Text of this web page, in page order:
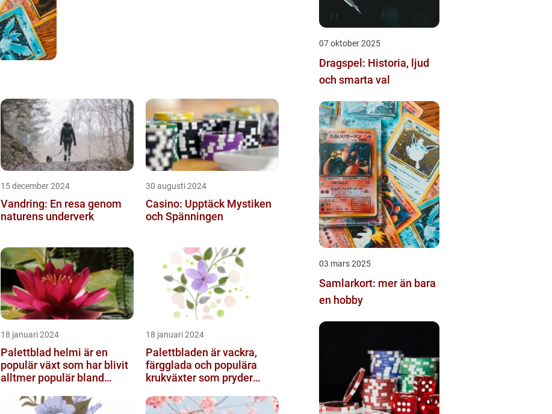
15 december 2024
Vandring: En resa genom
naturens underverk
30 augusti 2024
Casino: Upptäck Mystiken
och Spänningen
18 januari 2024
Palettblad helmi är en
populär växt som har blivit
alltmer populär bland
18 januari 2024
Palettbladen är vackra,
färgglada och populära
krukväxter som pryder
runt o...
07 oktober 2025
Dragspel: Historia, ljud
och smarta val
03 mars 2025
Samlarkort: mer än bara
en hobby